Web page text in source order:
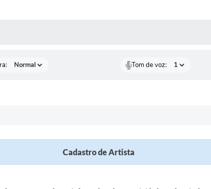
Tom de voz:
Cadastro de Artista